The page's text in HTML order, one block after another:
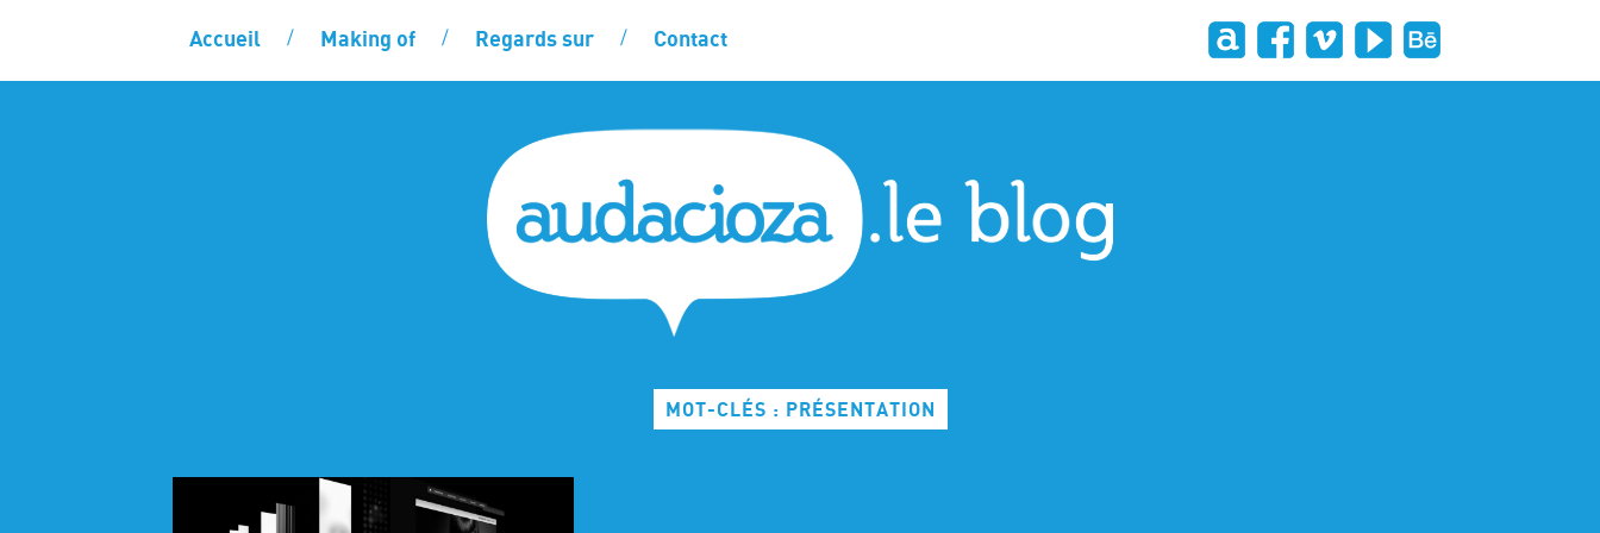
Accueil Making of Regards sur Contact
MOT-CLÉS : PRÉSENTATION